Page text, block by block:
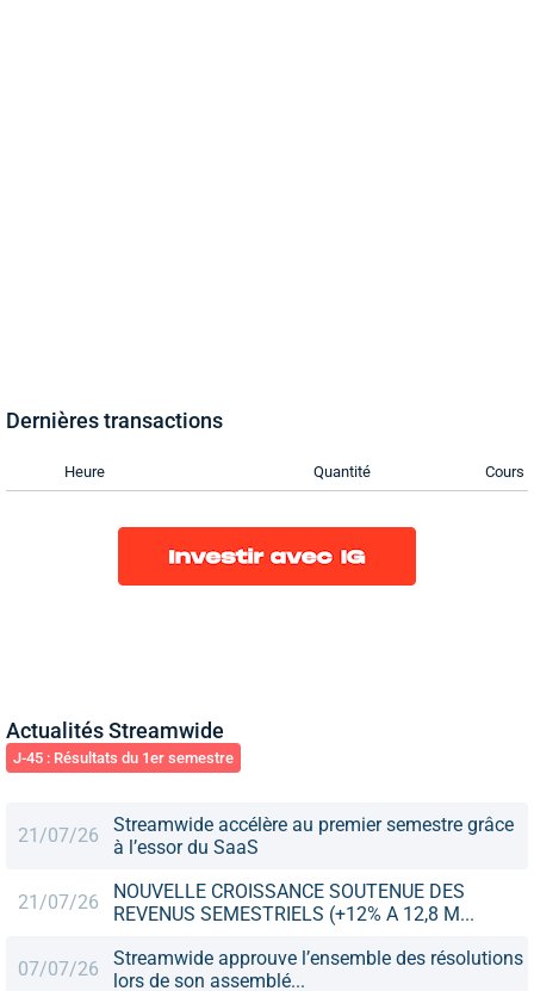
Dernières transactions
Heure Quantité Cours
Actualités Streamwide
J-45 : Résultats du 1er semestre
21/07/26
Streamwide accélère au premier semestre grâce
à l’essor du SaaS
21/07/26
NOUVELLE CROISSANCE SOUTENUE DES
REVENUS SEMESTRIELS (+12% A 12,8 M...
07/07/26
Streamwide approuve l’ensemble des résolutions
lors de son assemblé...